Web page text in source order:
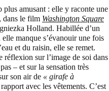
plus amusant : elle y raconte une
dans le film Washington Square
Holland. Habillée d’un
manque s’évanouir une fois
et du raisin, elle se remet.
réflexion sur l’image de soi dans
– et sur la sensation très
son air de « girafe à
avec les vêtements. C’est